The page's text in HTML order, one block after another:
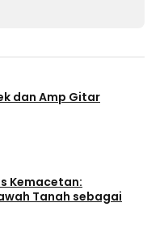
dan Amp Gitar
Kemacetan:
Tanah sebagai